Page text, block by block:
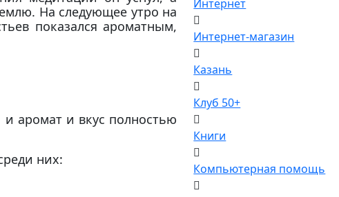
На следующее утро на
показался ароматным,
аромат и вкус полностью
них:
Интернет
Интернет-магазин
Казань
Клуб 50+
Книги
Компьютерная помощь